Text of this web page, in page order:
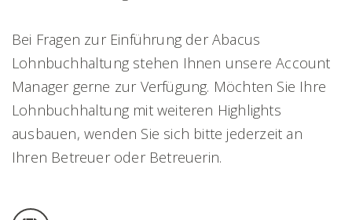
Bei Fragen zur Einführung der Abacus
Lohnbuchhaltung stehen Ihnen unsere Account
Manager gerne zur Verfügung. Möchten Sie Ihre
Lohnbuchhaltung mit weiteren Highlights
ausbauen, wenden Sie sich bitte jederzeit an
Ihren Betreuer oder Betreuerin.